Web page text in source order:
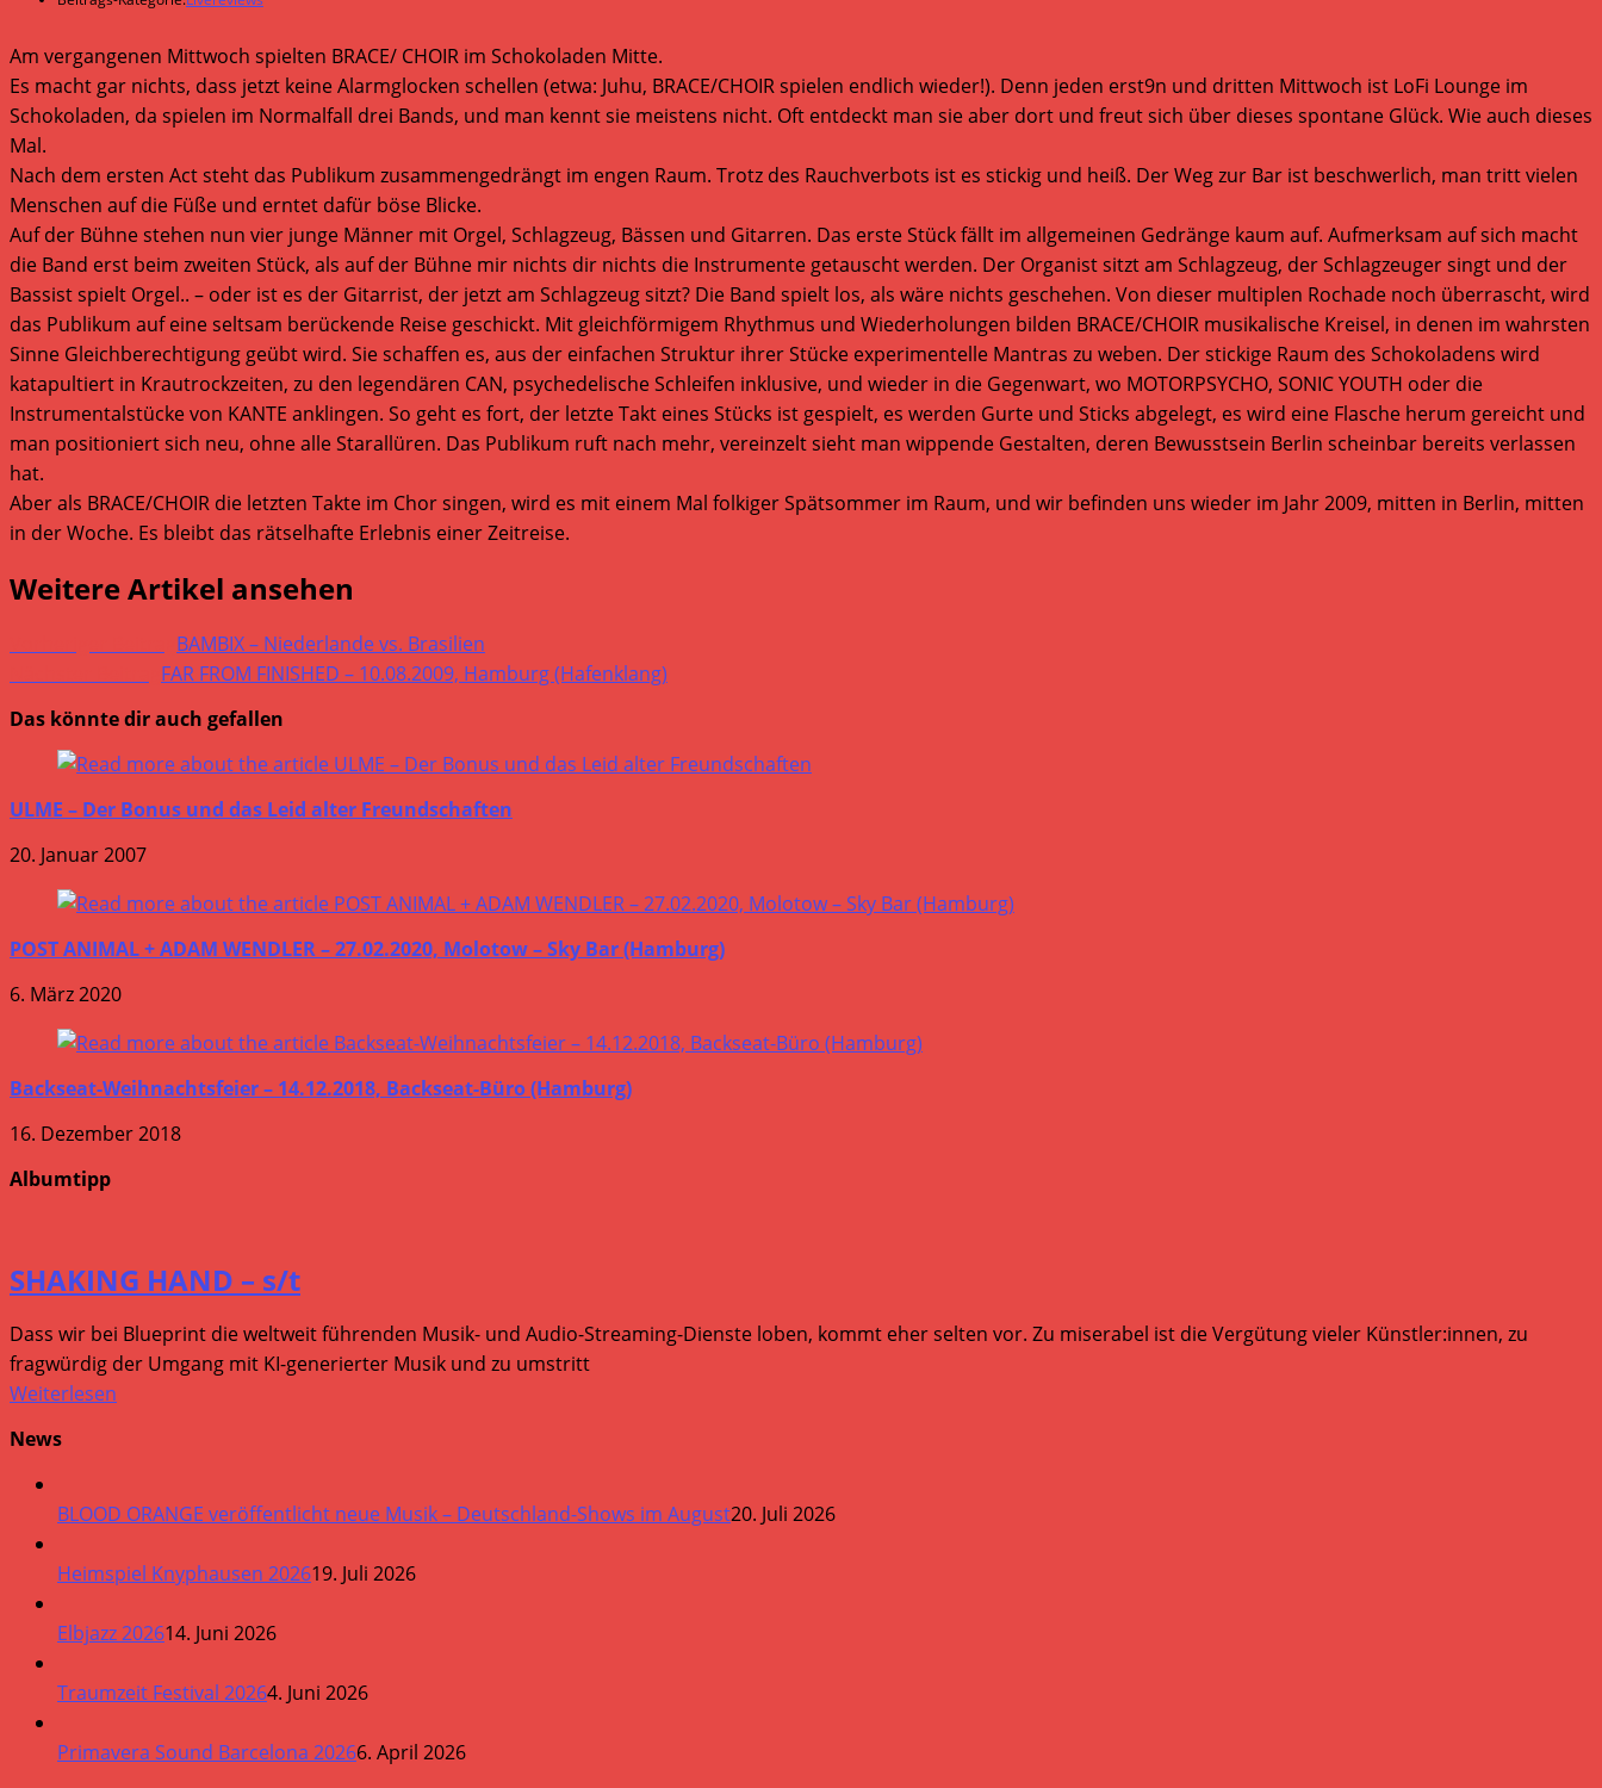
Am vergangenen Mittwoch spielten BRACE/ CHOIR im Schokoladen Mitte.
Es macht gar nichts, dass jetzt keine Alarmglocken schellen (etwa: Juhu, BRACE/CHOIR spielen endlich wieder!). Denn jeden erst9n und dritten Mittwoch ist LoFi Lounge im
Schokoladen, da spielen im Normalfall drei Bands, und man kennt sie meistens nicht. Oft entdeckt man sie aber dort und freut sich über dieses spontane Glück. Wie auch dieses
Mal.
Nach dem ersten Act steht das Publikum zusammengedrängt im engen Raum. Trotz des Rauchverbots ist es stickig und heiß. Der Weg zur Bar ist beschwerlich, man tritt vielen
Menschen auf die Füße und erntet dafür böse Blicke.
Auf der Bühne stehen nun vier junge Männer mit Orgel, Schlagzeug, Bässen und Gitarren. Das erste Stück fällt im allgemeinen Gedränge kaum auf. Aufmerksam auf sich macht
die Band erst beim zweiten Stück, als auf der Bühne mir nichts dir nichts die Instrumente getauscht werden. Der Organist sitzt am Schlagzeug, der Schlagzeuger singt und der
Bassist spielt Orgel.. – oder ist es der Gitarrist, der jetzt am Schlagzeug sitzt? Die Band spielt los, als wäre nichts geschehen. Von dieser multiplen Rochade noch überrascht, wird
das Publikum auf eine seltsam berückende Reise geschickt. Mit gleichförmigem Rhythmus und Wiederholungen bilden BRACE/CHOIR musikalische Kreisel, in denen im wahrsten
Sinne Gleichberechtigung geübt wird. Sie schaffen es, aus der einfachen Struktur ihrer Stücke experimentelle Mantras zu weben. Der stickige Raum des Schokoladens wird
katapultiert in Krautrockzeiten, zu den legendären CAN, psychedelische Schleifen inklusive, und wieder in die Gegenwart, wo MOTORPSYCHO, SONIC YOUTH oder die
Instrumentalstücke von KANTE anklingen. So geht es fort, der letzte Takt eines Stücks ist gespielt, es werden Gurte und Sticks abgelegt, es wird eine Flasche herum gereicht und
man positioniert sich neu, ohne alle Starallüren. Das Publikum ruft nach mehr, vereinzelt sieht man wippende Gestalten, deren Bewusstsein Berlin scheinbar bereits verlassen
hat.
Aber als BRACE/CHOIR die letzten Takte im Chor singen, wird es mit einem Mal folkiger Spätsommer im Raum, und wir befinden uns wieder im Jahr 2009, mitten in Berlin, mitten
in der Woche. Es bleibt das rätselhafte Erlebnis einer Zeitreise.
Weitere Artikel ansehen
BAMBIX – Niederlande vs. Brasilien
FAR FROM FINISHED – 10.08.2009, Hamburg (Hafenklang)
Das könnte dir auch gefallen
ULME – Der Bonus und das Leid alter Freundschaften
20. Januar 2007
POST ANIMAL + ADAM WENDLER – 27.02.2020, Molotow – Sky Bar (Hamburg)
6. März 2020
Backseat-Weihnachtsfeier – 14.12.2018, Backseat-Büro (Hamburg)
16. Dezember 2018
Albumtipp
SHAKING HAND – s/t
Dass wir bei Blueprint die weltweit führenden Musik- und Audio-Streaming-Dienste loben, kommt eher selten vor. Zu miserabel ist die Vergütung vieler Künstler:innen, zu
fragwürdig der Umgang mit KI-generierter Musik und zu umstritt
Weiterlesen
News
BLOOD ORANGE veröffentlicht neue Musik – Deutschland-Shows im August20. Juli 2026
Heimspiel Knyphausen 202619. Juli 2026
Elbjazz 202614. Juni 2026
Traumzeit Festival 20264. Juni 2026
Primavera Sound Barcelona 20266. April 2026